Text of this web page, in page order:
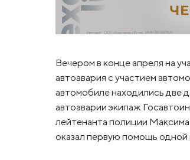
Вечером в конце апреля на
автоавария с участием
автомобиле находились две
автоаварии экипаж
лейтенанта полиции
оказал первую помощь одной